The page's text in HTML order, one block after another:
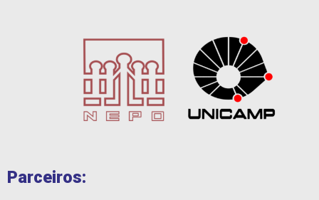
Parceiros: